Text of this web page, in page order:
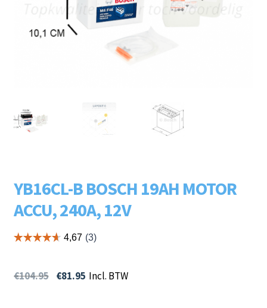
LADERS & ACCESSOIRES
SOORTEN
YB16CL-B BOSCH 19AH MOTOR
ACCU, 240A, 12V
€104.95 €81.95 Incl. BTW